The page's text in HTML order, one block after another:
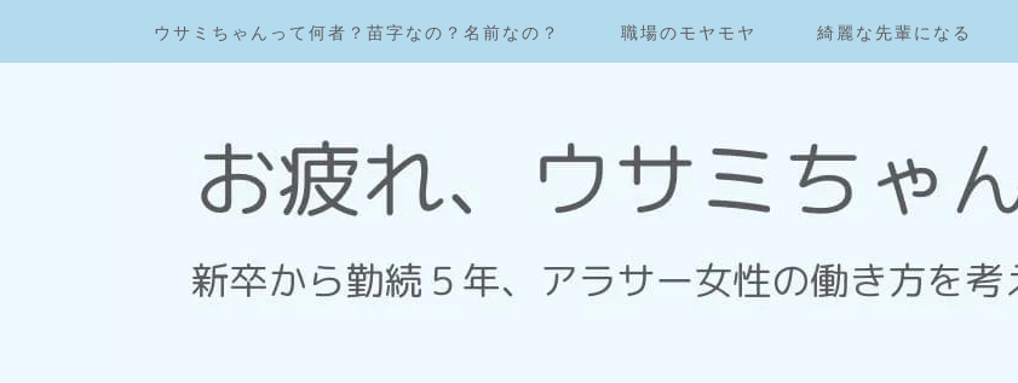
ウサミちゃんって何者？苗字なの？名前なの？ 職場のモヤモヤ 綺麗な先輩になる